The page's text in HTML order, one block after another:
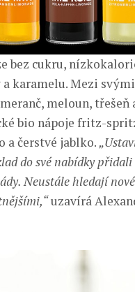
cukru,
karamelu. Mezi
meloun, třešeň
bio nápoje fritz-
a čerstvé jablko.
do své nabídky přidali
Neustále hledají nové
uzavírá